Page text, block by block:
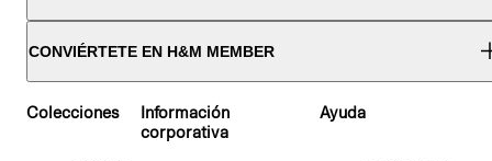
CONVIÉRTETE EN H&M MEMBER
Colecciones
Información
corporativa
Ayuda